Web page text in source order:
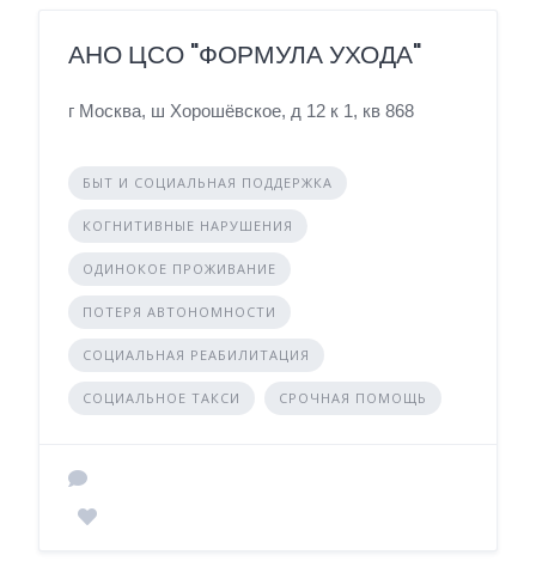
АНО ЦСО "ФОРМУЛА УХОДА"
г Москва, ш Хорошёвское, д 12 к 1, кв 868
БЫТ И СОЦИАЛЬНАЯ ПОДДЕРЖКА
КОГНИТИВНЫЕ НАРУШЕНИЯ
ОДИНОКОЕ ПРОЖИВАНИЕ
ПОТЕРЯ АВТОНОМНОСТИ
СОЦИАЛЬНАЯ РЕАБИЛИТАЦИЯ
СОЦИАЛЬНОЕ ТАКСИ СРОЧНАЯ ПОМОЩЬ